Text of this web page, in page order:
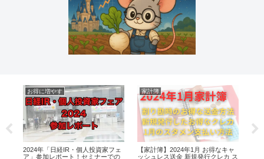
お得に増やす
2024年「日経IR・個人投資家フェ
ア」参加レポート！セミナーでの
家計簿
【家計簿】2024年1月 お得なキャ
ッシュレス送金 新規発行クレカ ス